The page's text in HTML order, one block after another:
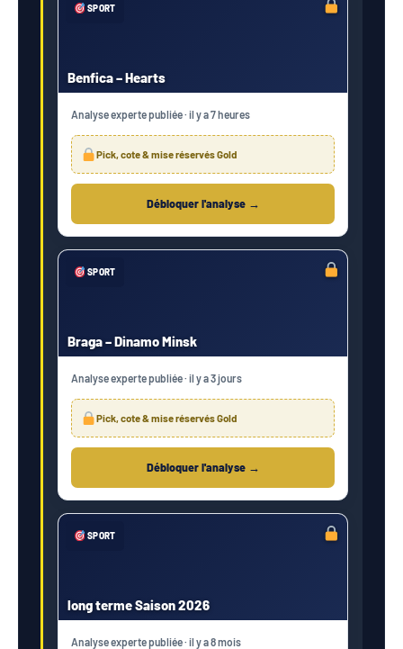
SPORT
Benfica – Hearts
Analyse experte publiée · il y a 7 heures
Pick, cote & mise réservés Gold
Débloquer l'analyse →
SPORT
Braga – Dinamo Minsk
Analyse experte publiée · il y a 3 jours
Pick, cote & mise réservés Gold
Débloquer l'analyse →
SPORT
long terme Saison 2026
Analyse experte publiée · il y a 8 mois